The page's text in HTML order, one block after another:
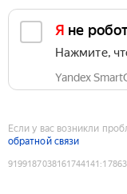
Я не
Нажмите,
Yandex
Если у вас возникли
обратной связи
9199187038161744141 :